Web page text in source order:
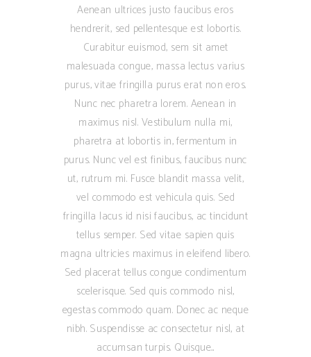
Aenean ultrices justo faucibus eros
hendrerit, sed pellentesque est lobortis.
Curabitur euismod, sem sit amet
malesuada congue, massa lectus varius
purus, vitae fringilla purus erat non eros.
Nunc nec pharetra lorem. Aenean in
maximus nisl. Vestibulum nulla mi,
pharetra at lobortis in, fermentum in
purus. Nunc vel est finibus, faucibus nunc
ut, rutrum mi. Fusce blandit massa velit,
vel commodo est vehicula quis. Sed
fringilla lacus id nisi faucibus, ac tincidunt
tellus semper. Sed vitae sapien quis
magna ultricies maximus in eleifend libero.
Sed placerat tellus congue condimentum
scelerisque. Sed quis commodo nisl,
egestas commodo quam. Donec ac neque
nibh. Suspendisse ac consectetur nisl, at
accumsan turpis. Quisque